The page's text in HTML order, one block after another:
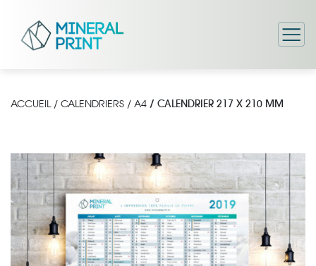
ACCUEIL/ CALENDRIERS / A4 / CALENDRIER 217 X 210 MM